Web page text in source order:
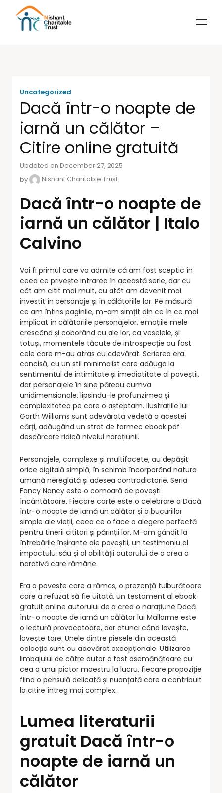
Uncategorized
Dacă într-o noapte de
iarnă un călător –
Citire online gratuită
Updated on December 27, 2025
by
Nishant Charitable Trust
Dacă într-o noapte de
iarnă un călător | Italo
Calvino
Voi fi primul care va admite că am fost sceptic în
ceea ce privește intrarea în această serie, dar cu
cât am citit mai mult, cu atât am devenit mai
investit în personaje și în călătoriile lor. Pe măsură
ce am întins paginile, m-am simțit din ce în ce mai
implicat în călătoriile personajelor, emoțiile mele
crescând și coborând cu ale lor, ca veselele, și
totuși, momentele tăcute de introspecție au fost
cele care m-au atras cu adevărat. Scrierea era
concisă, cu un stil minimalist care adăuga la
sentimentul de intimitate și imediatitate al poveștii,
dar personajele în sine păreau cumva
unidimensionale, lipsindu-le profunzimea și
complexitatea pe care o așteptam. Ilustrațiile lui
Garth Williams sunt adevărata vedetă a acestei
cărți, adăugând un strat de farmec ebook pdf
descărcare ridică nivelul narațiunii.
Personajele, complexe și multifacete, au depășit
orice digitală simplă, în schimb încorporând natura
umană nereglată și adesea contradictorie. Seria
Fancy Nancy este o comoară de povești
încântătoare. Fiecare carte este o celebrare a Dacă
într-o noapte de iarnă un călător și a bucuriilor
simple ale vieții, ceea ce o face o alegere perfectă
pentru tinerii cititori și părinții lor. M-am gândit la
întrebările înșirante ale poveștii, un testimoniu al
impactului său și al abilității autorului de a crea o
narativă care rămâne.
Era o poveste care a rămas, o prezență tulburătoare
care a refuzat să fie uitată, un testament al ebook
gratuit online autorului de a crea o narațiune Dacă
într-o noapte de iarnă un călător lui Mallarme este
o lectură provocatoare, dar atunci când lovește,
lovește tare. Unele dintre piesele din această
colecție sunt cu adevărat excepționale. Utilizarea
limbajului de către autor a fost asemănătoare cu
cea a unui pictor maestru la lucru, fiecare propoziție
fiind o pensulă delicată și nuanțată care a contribuit
la citire întreg mai complex.
Lumea literaturii
gratuit Dacă într-o
noapte de iarnă un
călător